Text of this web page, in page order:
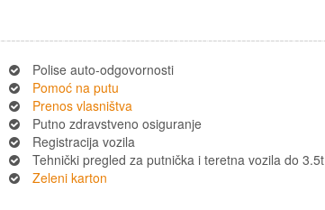
Polise auto-odgovornosti
Pomoć na putu
Prenos vlasništva
Putno zdravstveno osiguranje
Registracija vozila
Tehnički pregled za putnička i teretna vozila do 3.5t
Zeleni karton